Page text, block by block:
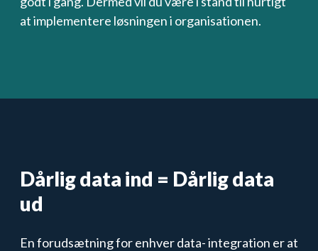
at implementere løsningen i organisationen.
Dårlig data ind = Dårlig data
ud
En forudsætning for enhver data- integration er at